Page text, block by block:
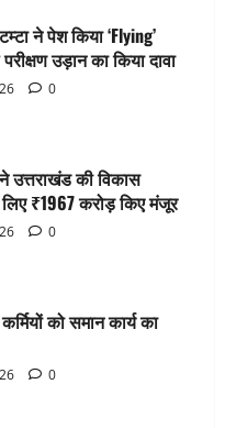
ने पेश किया ‘Flying’
उड़ान का किया दावा
0
उत्तराखंड की विकास
₹1967 करोड़ किए मंजूर
0
को समान कार्य का
0